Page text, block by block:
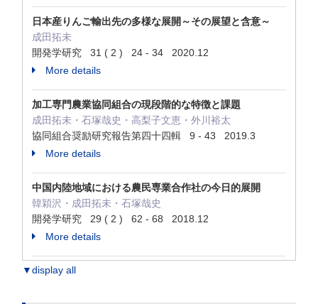
日本産りんご輸出先の多様な展開～その展望と含意～
成田拓未
開発学研究 31 ( 2 ) 24 - 34 2020.12
More details
加工専門農業協同組合の現段階的な特徴と課題
成田拓未・石塚哉史・高梨子文恵・外川裕太
協同組合奨励研究報告第四十四輯 9 - 43 2019.3
More details
中国内陸地域における農民専業合作社の今日的展開
韓穎沢・成田拓未・石塚哉史
開発学研究 29 ( 2 ) 62 - 68 2018.12
More details
▼display all